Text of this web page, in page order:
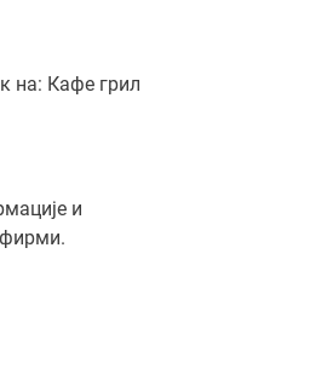
на: Кафе грил
и